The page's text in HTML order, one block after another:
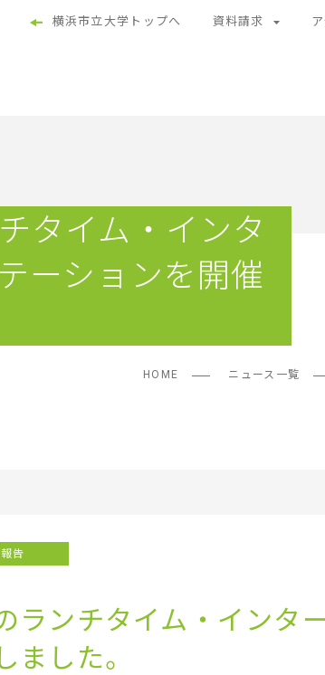
横浜市立大学トップへ 資料請求
タイム・インタ
ーションを開催
HOME ニュース一覧
告
ランチタイム・インタ
ました。